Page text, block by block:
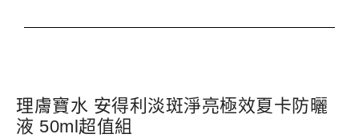
理膚寶水 安得利淡斑淨亮極效夏卡防曬
液 50ml超值組